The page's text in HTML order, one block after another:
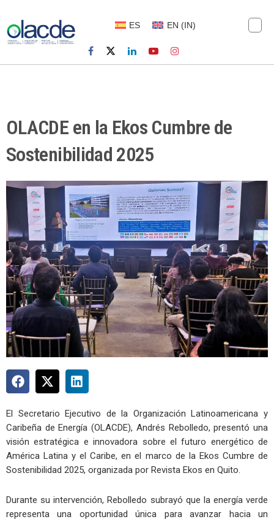
ES EN (IN)
OLACDE en la Ekos Cumbre de
Sostenibilidad 2025
El Secretario Ejecutivo de la Organización Latinoamericana y
Caribeña de Energía (OLACDE), Andrés Rebolledo, presentó una
visión estratégica e innovadora sobre el futuro energético de
América Latina y el Caribe, en el marco de la Ekos Cumbre de
Sostenibilidad 2025, organizada por Revista Ekos en Quito.
Durante su intervención, Rebolledo subrayó que la energía verde
representa una oportunidad única para avanzar hacia un